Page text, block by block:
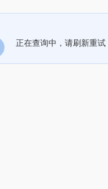
正在查询中，请刷新重试